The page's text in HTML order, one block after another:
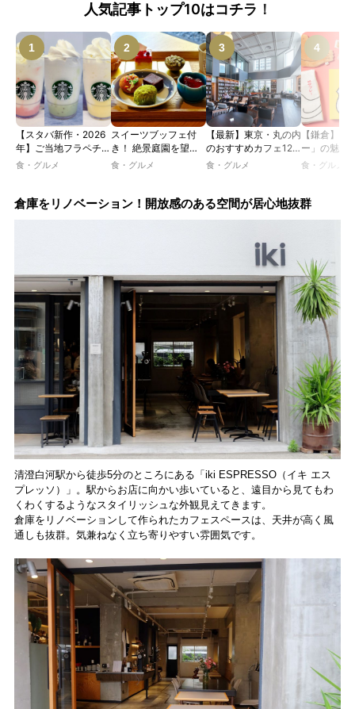
人気記事トップ10はコチラ！
【スタバ新作・2026
年】ご当地フラペチー
ノが新登場！ 地域と
JIMOTO
PROGRAM」が青
食・グルメ
スイーツブッフェ付
き！ 絶景庭園を望む
ホテルレストランで味
ツトレンドVol.105】
食・グルメ
【最新】東京・丸の内
のおすすめカフェ12
選｜ひとりでゆったり
るカフェ、優雅なホテ
食・グルメ
【鎌倉】「
ー」の魅力
説！ 定番商
食・グルメ
倉庫をリノベーション！開放感のある空間が居心地抜群
清澄白河駅から徒歩5分のところにある「iki ESPRESSO（イキ エス
プレッソ）」。駅からお店に向かい歩いていると、遠目から見てもわ
くわくするようなスタイリッシュな外観見えてきます。
倉庫をリノベーションして作られたカフェスペースは、天井が高く風
通しも抜群。気兼ねなく立ち寄りやすい雰囲気です。